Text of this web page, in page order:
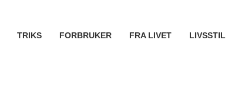
TRIKS FORBRUKER FRA LIVET LIVSSTIL